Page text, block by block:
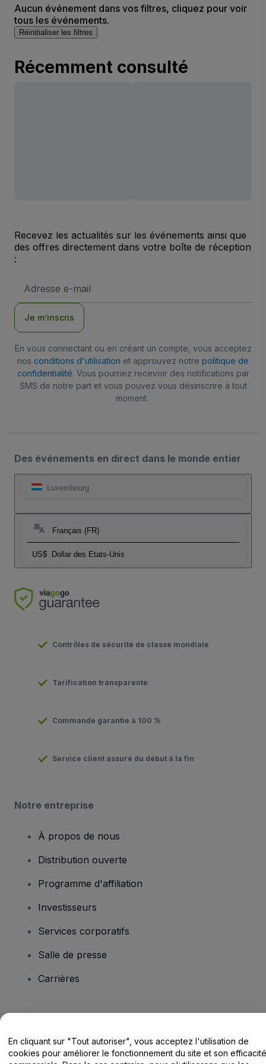
Aucun événement dans vos filtres, cliquez pour voir
tous les événements.
Réinitialiser les filtres
Récemment consulté
Recevez les actualités sur les événements ainsi que
des offres directement dans votre boîte de réception
:
e-
Je m’inscris
En vous connectant ou en créant un compte, vous acceptez
nos conditions d'utilisation et approuvez notre politique de
confidentialité. Vous pourriez recevoir des notifications par
SMS de notre part et vous pouvez vous désinscrire à tout
moment.
Des événements en direct dans le monde entier
Luxembourg
Français (FR)
US$ Dollar des Etats-Unis
Contrôles de sécurité de classe mondiale
Tarification transparente
Commande garantie à 100 %
Service client assuré du début à la fin
Notre entreprise
À propos de nous
Distribution ouverte
Programme d'affiliation
Investisseurs
Services corporatifs
Salle de presse
Carrières
Centre d'assistance / Nous contacter
En cliquant sur "Tout autoriser", vous acceptez l'utilisation de
cookies pour améliorer le fonctionnement du site et son efficacité